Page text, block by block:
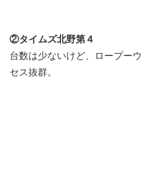
②タイムズ北野第４
台数は少ないけど、ロープー
セス抜群。